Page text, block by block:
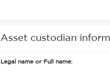
Asset custodian
Legal name or Full name: